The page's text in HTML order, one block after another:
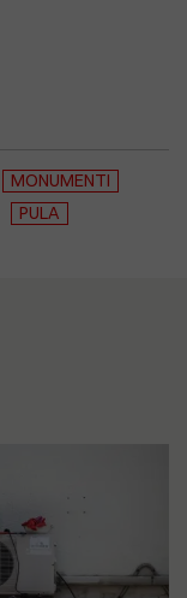
MONUMENTI
PULA